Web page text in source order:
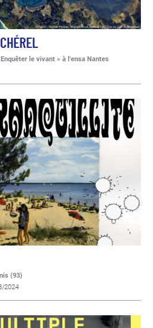
le vivant » à l'ensa Nantes
(93)
2024